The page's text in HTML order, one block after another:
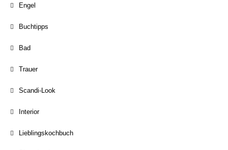
Engel
Buchtipps
Bad
Trauer
Scandi-Look
Interior
Lieblingskochbuch